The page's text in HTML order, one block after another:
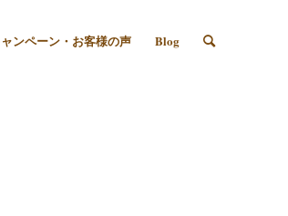
ンペーン・お客様の声 Blog